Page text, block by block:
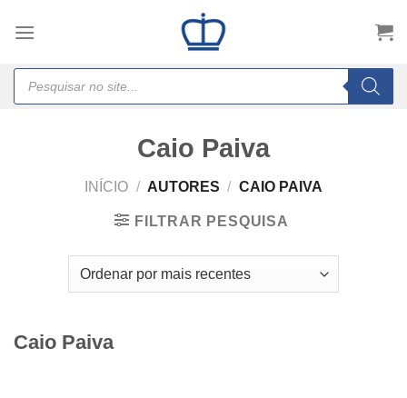
Products
search
Caio Paiva
INÍCIO / AUTORES / CAIO PAIVA
FILTRAR PESQUISA
Caio Paiva